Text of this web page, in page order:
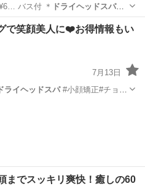
60分 ¥6… バス付 ＊ ドライヘッドスパの
眼精疲労や…
で笑顔美人に❤️お得情報もい
7月13日
ライヘッドスパ#小顔矯正#チョイ
までスッキリ爽快！癒しの60